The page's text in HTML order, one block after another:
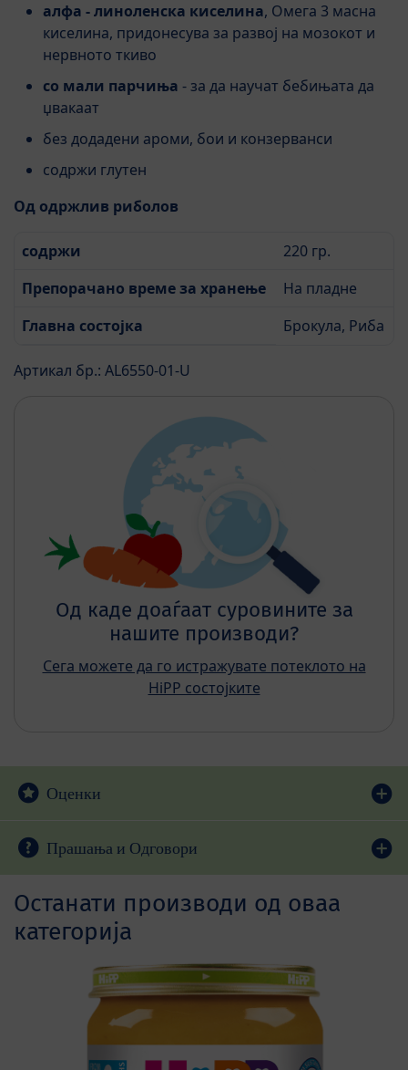
алфа - линоленска киселина, Омега 3 масна
киселина, придонесува за развој на мозокот и
нервното ткиво
со мали парчиња - за да научат бебињата да
џвакаат
без додадени ароми, бои и конзерванси
содржи глутен
Од одржлив риболов
содржи
220 гр.
Препорачано време за хранење
На пладне
Главна состојка
Брокула, Риба
Артикал бр.: AL6550-01-U
Од каде доаѓаат суровините за
нашите производи?
Сега можете да го истражувате потеклото на
HiPP состојките
Оценки
Прашања и Одговори
Останати производи од оваа
категорија